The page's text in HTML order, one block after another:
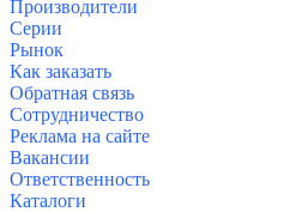
Производители
Серии
Рынок
Как заказать
Обратная связь
Сотрудничество
Реклама на сайте
Вакансии
Ответственность
Каталоги